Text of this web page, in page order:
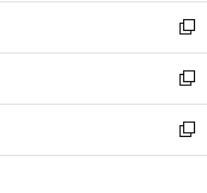
く
で
開
く
ド
ウ
で
開
く
ウ
ィ
ン
ド
ウ
で
開
し
い
ウ
ィ
ン
ド
ウ
新
し
い
ウ
ィ
ン
新
し
い
ウ
新
し